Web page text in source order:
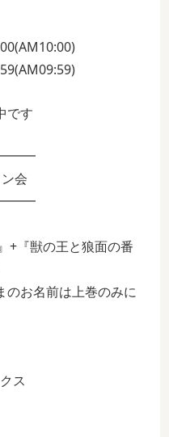
です
会
+『獣の王と狼面の番
お名前は上巻のみに
ス